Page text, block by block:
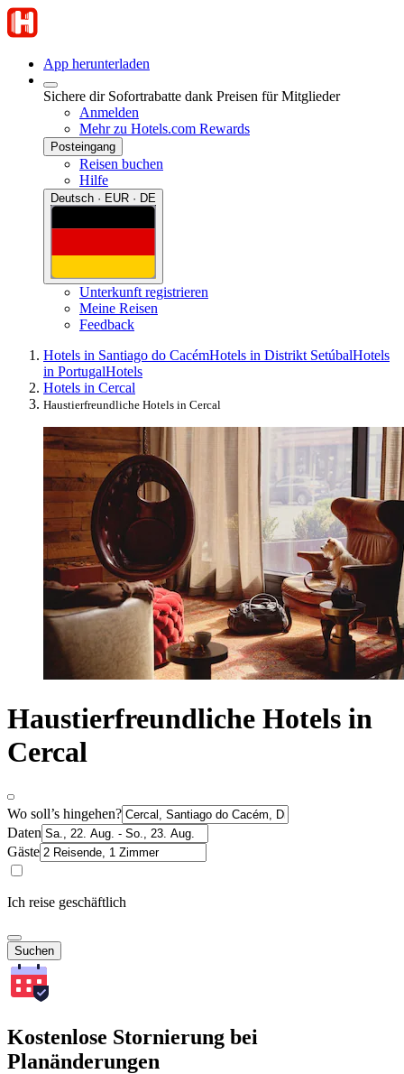
App herunterladen
Sichere dir Sofortrabatte dank Preisen für Mitglieder
Anmelden
Mehr zu Hotels.com Rewards
Posteingang
Reisen buchen
Hilfe
Deutsch · EUR · DE
Unterkunft registrieren
Meine Reisen
Feedback
Hotels in Santiago do CacémHotels in Distrikt SetúbalHotels
in PortugalHotels
Hotels in Cercal
Haustierfreundliche Hotels in Cercal
Haustierfreundliche Hotels in
Cercal
Wo soll’s hingehen?
Daten
Gäste
Ich reise geschäftlich
Suchen
Kostenlose Stornierung bei
Planänderungen